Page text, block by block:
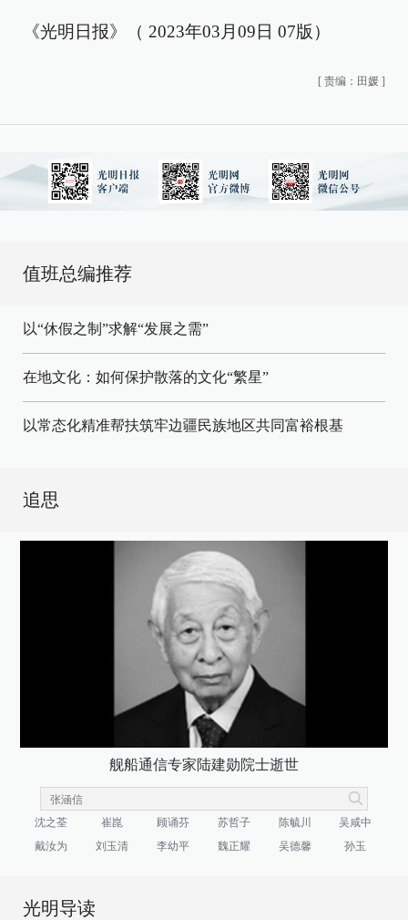
《光明日报》（ 2023年03月09日 07版）
[ 责编：田媛 ]
值班总编推荐
以“休假之制”求解“发展之需”
在地文化：如何保护散落的文化“繁星”
以常态化精准帮扶筑牢边疆民族地区共同富裕根基
追思
舰船通信专家陆建勋院士逝世
沈之荃 崔崑 顾诵芬 苏哲子 陈毓川
吴咸中
戴汝为
刘玉清 李幼平 魏正耀 吴德馨 孙玉
光明导读